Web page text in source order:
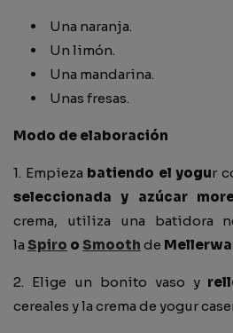
Una naranja.
Un limón.
Una mandarina.
Unas fresas.
Modo de elaboración
1. Empieza batiendo el yogur
seleccionada y
azúcar
crema, utiliza una batidora
la Spiro o Smooth de
2. Elige un bonito vaso y
cereales y la crema de yogur